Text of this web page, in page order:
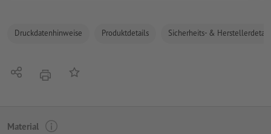
Druckdatenhinweise Produktdetails Sicherheits- &
Teilen DruckenAuf die Merkliste
Material